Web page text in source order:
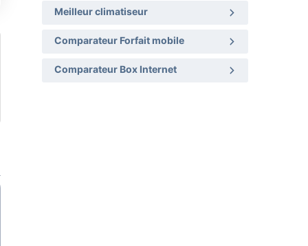
Meilleur climatiseur
Comparateur Forfait mobile
Comparateur Box Internet